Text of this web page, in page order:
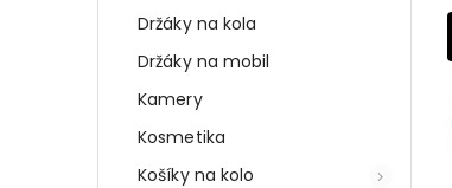
Držáky na kola
Držáky na mobil
Kamery
Kosmetika
Košíky na kolo